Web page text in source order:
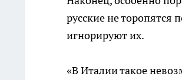
русские не
игнорируют их.
«В Италии такое